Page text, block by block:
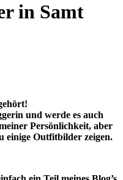
in Samt
und werde es auch
Persönlichkeit, aber
einige Outfitbilder zeigen.